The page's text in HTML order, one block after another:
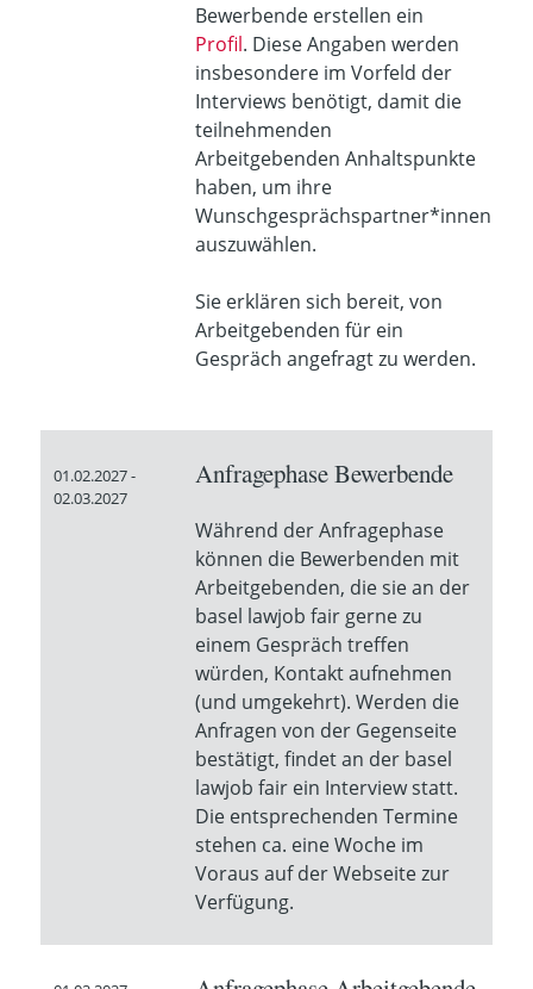
Bewerbende erstellen ein
Profil. Diese Angaben werden
insbesondere im Vorfeld der
Interviews benötigt, damit die
teilnehmenden
Arbeitgebenden Anhaltspunkte
haben, um ihre
Wunschgesprächspartner*innen
auszuwählen.
Sie erklären sich bereit, von
Arbeitgebenden für ein
Gespräch angefragt zu werden.
01.02.2027 -
02.03.2027
Anfragephase Bewerbende
Während der Anfragephase
können die Bewerbenden mit
Arbeitgebenden, die sie an der
basel lawjob fair gerne zu
einem Gespräch treffen
würden, Kontakt aufnehmen
(und umgekehrt). Werden die
Anfragen von der Gegenseite
bestätigt, findet an der basel
lawjob fair ein Interview statt.
Die entsprechenden Termine
stehen ca. eine Woche im
Voraus auf der Webseite zur
Verfügung.